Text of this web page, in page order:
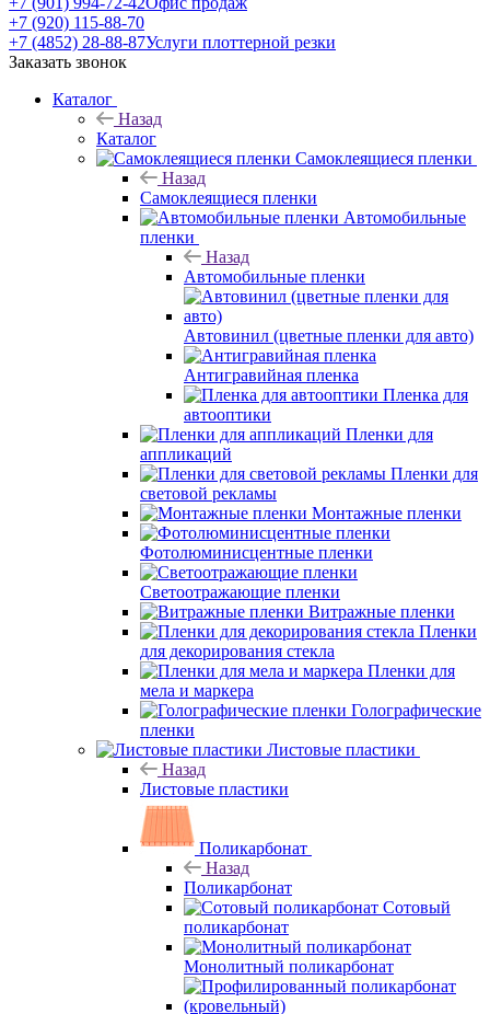
+7 (920) 115-88-70
+7 (4852) 28-88-87Услуги плоттерной резки
Заказать звонок
Каталог
Назад
Каталог
Самоклеящиеся пленки
Назад
Самоклеящиеся пленки
Автомобильные
пленки
Назад
Автомобильные пленки
Автовинил (цветные пленки для авто)
Антигравийная пленка
Пленка для
автооптики
Пленки для
аппликаций
Пленки для
световой рекламы
Монтажные пленки
Фотолюминисцентные пленки
Светоотражающие пленки
Витражные пленки
Пленки
для декорирования стекла
Пленки для
мела и маркера
Голографические
пленки
Листовые пластики
Назад
Листовые пластики
Поликарбонат
Назад
Поликарбонат
Сотовый
поликарбонат
Монолитный поликарбонат